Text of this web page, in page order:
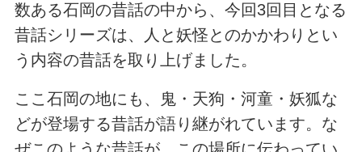
数ある石岡の昔話の中から、今回3回目となる
昔話シリーズは、人と妖怪とのかかわりとい
う内容の昔話を取り上げました。
ここ石岡の地にも、鬼・天狗・河童・妖狐な
どが登場する昔話が語り継がれています。な